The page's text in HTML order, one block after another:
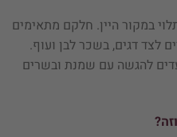
במקור היין. חלקם מתאימים
לצד דגים, בשכר לבן ועוף.
להגשה עם שמנת ובשרים